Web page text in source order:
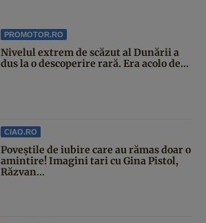
PROMOTOR.RO
Nivelul extrem de scăzut al Dunării a
dus la o descoperire rară. Era acolo de...
CIAO.RO
Poveştile de iubire care au rămas doar o
amintire! Imagini tari cu Gina Pistol,
Răzvan...